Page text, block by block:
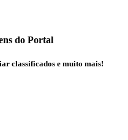
do Portal
classificados e muito mais!